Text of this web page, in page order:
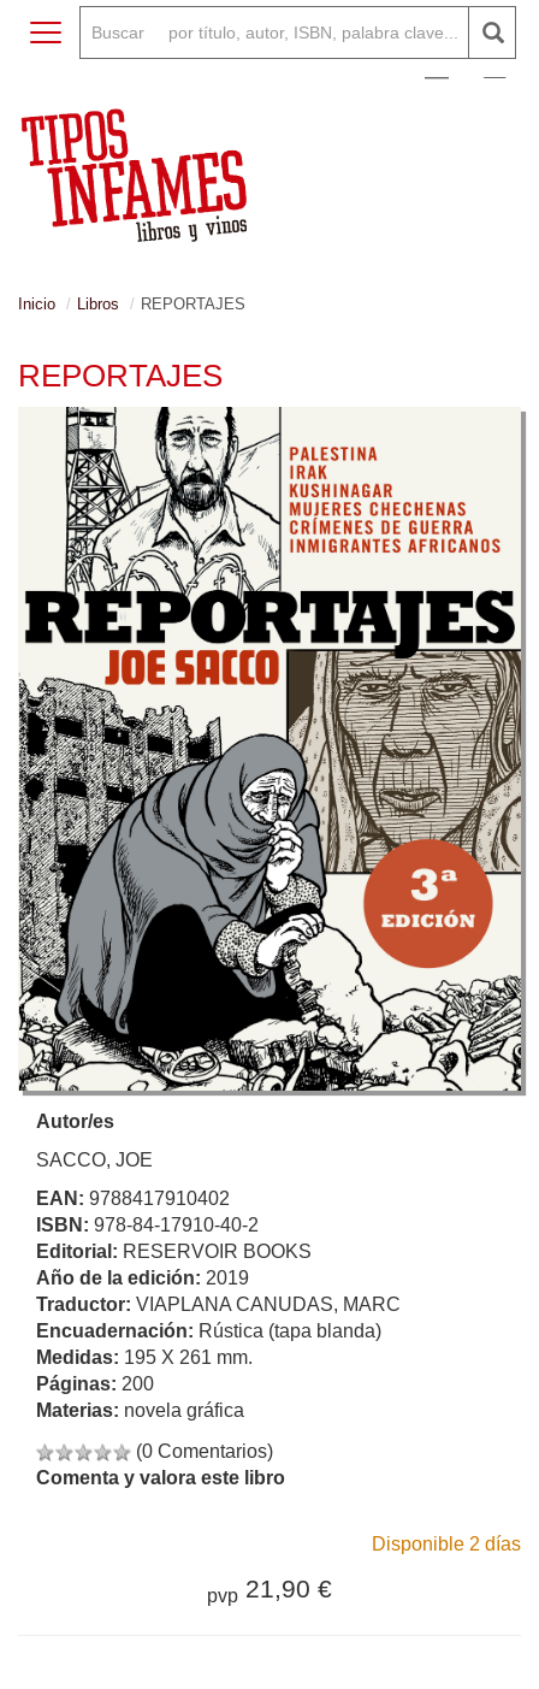
0
Toggle navigation
Inicio Libros REPORTAJES
REPORTAJES
Autor/es
SACCO, JOE
EAN: 9788417910402
ISBN: 978-84-17910-40-2
Editorial: RESERVOIR BOOKS
Año de la edición: 2019
Traductor: VIAPLANA CANUDAS, MARC
Encuadernación: Rústica (tapa blanda)
Medidas: 195 X 261 mm.
Páginas: 200
Materias: novela gráfica
(0 Comentarios)
Comenta y valora este libro
Disponible 2 días
pvp 21,90 €